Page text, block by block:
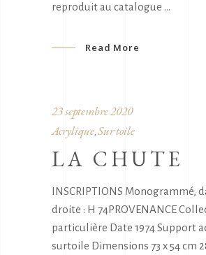
reproduit au catalogue
Read More
23 septembre 2020
Acrylique Sur toile
LA CHUTE
INSCRIPTIONS Monogrammé,
droite : H 74PROVENANCE
particulière Date 1974 Support
surtoile Dimensions 73 x 54 cm